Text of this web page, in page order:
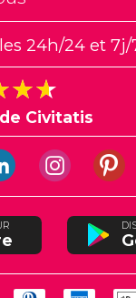
24h/24 et 7j/
Civitatis